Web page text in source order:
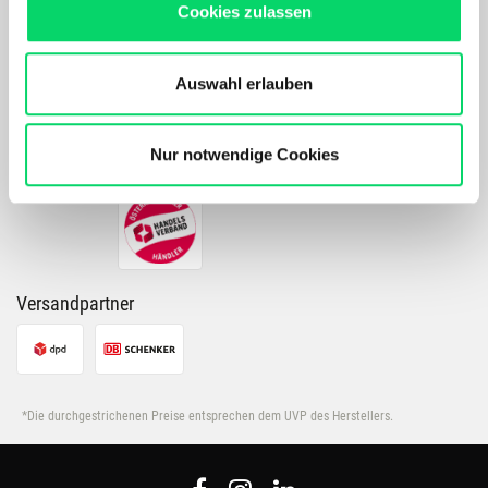
Produkten und Inhalten.
Unser Online Angebot sowie die Funktionalität und
Performance unserer Website wird kontinuierlich für Dich
Bergspezl verwendet Cookies, um Inhalte und Anzeigen
zu personalisieren, Funktionen für soziale Medien
anbieten zu können und die Zugriffe auf unsere Website
zu analysieren. Außerdem geben wir Informationen zu
Deiner Verwendung unserer Website an unsere Partner
für soziale Medien, Werbung und Analysen weiter.
möglicherweise mit weiteren Daten zusammen, die Du
Nutzung der Dienste gesammelt haben.
Cookies zulassen
Auswahl erlauben
Nur notwendige Cookies
Versandpartner
*Die durchgestrichenen Preise entsprechen dem UVP des Herstellers.